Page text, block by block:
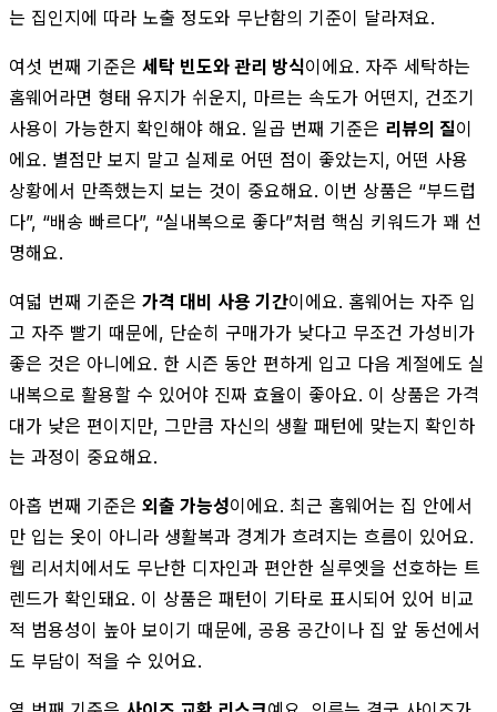
는 집인지에 따라 노출 정도와 무난함의 기준이 달라져요.
여섯 번째 기준은 세탁 빈도와 관리 방식이에요. 자주 세탁하는
홈웨어라면 형태 유지가 쉬운지, 마르는 속도가 어떤지, 건조기
사용이 가능한지 확인해야 해요. 일곱 번째 기준은 리뷰의 질이
에요. 별점만 보지 말고 실제로 어떤 점이 좋았는지, 어떤 사용
상황에서 만족했는지 보는 것이 중요해요. 이번 상품은 “부드럽
다”, “배송 빠르다”, “실내복으로 좋다”처럼 핵심 키워드가 꽤 선
명해요.
여덟 번째 기준은 가격 대비 사용 기간이에요. 홈웨어는 자주 입
고 자주 빨기 때문에, 단순히 구매가가 낮다고 무조건 가성비가
좋은 것은 아니에요. 한 시즌 동안 편하게 입고 다음 계절에도 실
내복으로 활용할 수 있어야 진짜 효율이 좋아요. 이 상품은 가격
대가 낮은 편이지만, 그만큼 자신의 생활 패턴에 맞는지 확인하
는 과정이 중요해요.
아홉 번째 기준은 외출 가능성이에요. 최근 홈웨어는 집 안에서
만 입는 옷이 아니라 생활복과 경계가 흐려지는 흐름이 있어요.
웹 리서치에서도 무난한 디자인과 편안한 실루엣을 선호하는 트
렌드가 확인돼요. 이 상품은 패턴이 기타로 표시되어 있어 비교
적 범용성이 높아 보이기 때문에, 공용 공간이나 집 앞 동선에서
도 부담이 적을 수 있어요.